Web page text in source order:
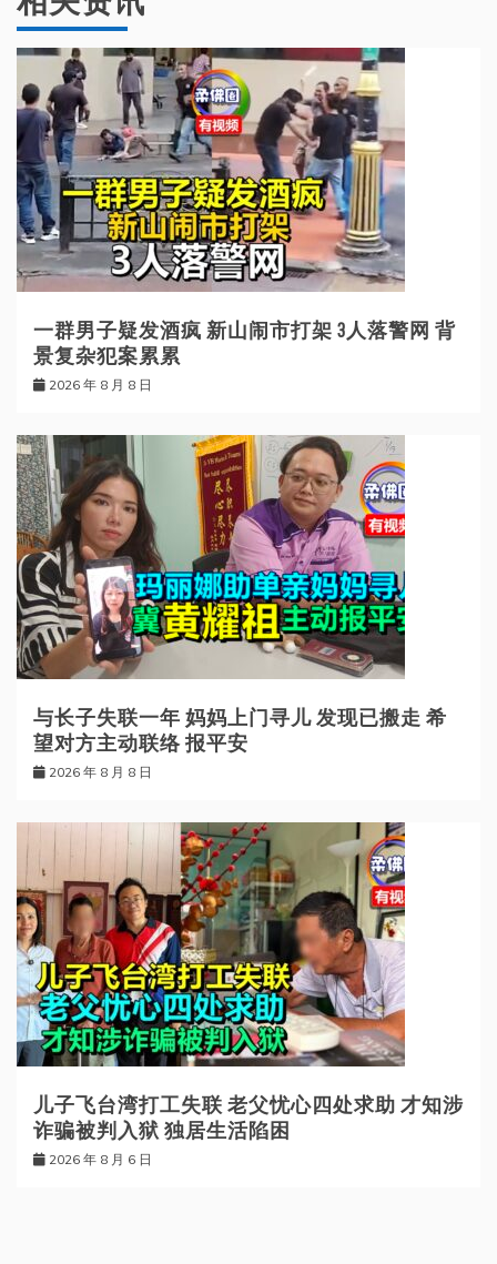
一群男子疑发酒疯 新山闹市打架 3人落警网 背
景复杂犯案累累
2026 年 8 月 8 日
与长子失联一年 妈妈上门寻儿 发现已搬走 希
望对方主动联络 报平安
2026 年 8 月 8 日
儿子飞台湾打工失联 老父忧心四处求助 才知涉
诈骗被判入狱 独居生活陷困
2026 年 8 月 6 日